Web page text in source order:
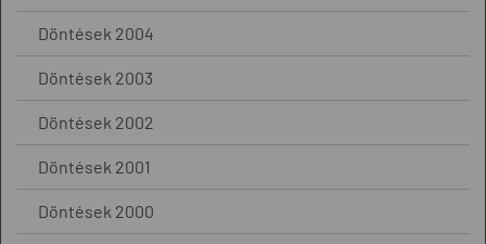
Döntések 2004
Döntések 2003
Döntések 2002
Döntések 2001
Döntések 2000